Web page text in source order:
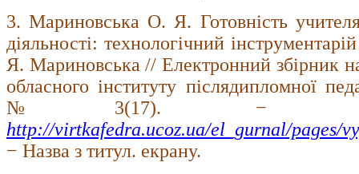
3. Мариновська О. Я. Готовність
діяльності: технологічний
Я. Мариновська // Електронний збірник
обласного інституту післядипломної
№3(17). −
http://virtkafedra.ucoz.ua/el_gurnal/pages/
− Назва з титул. екрану.